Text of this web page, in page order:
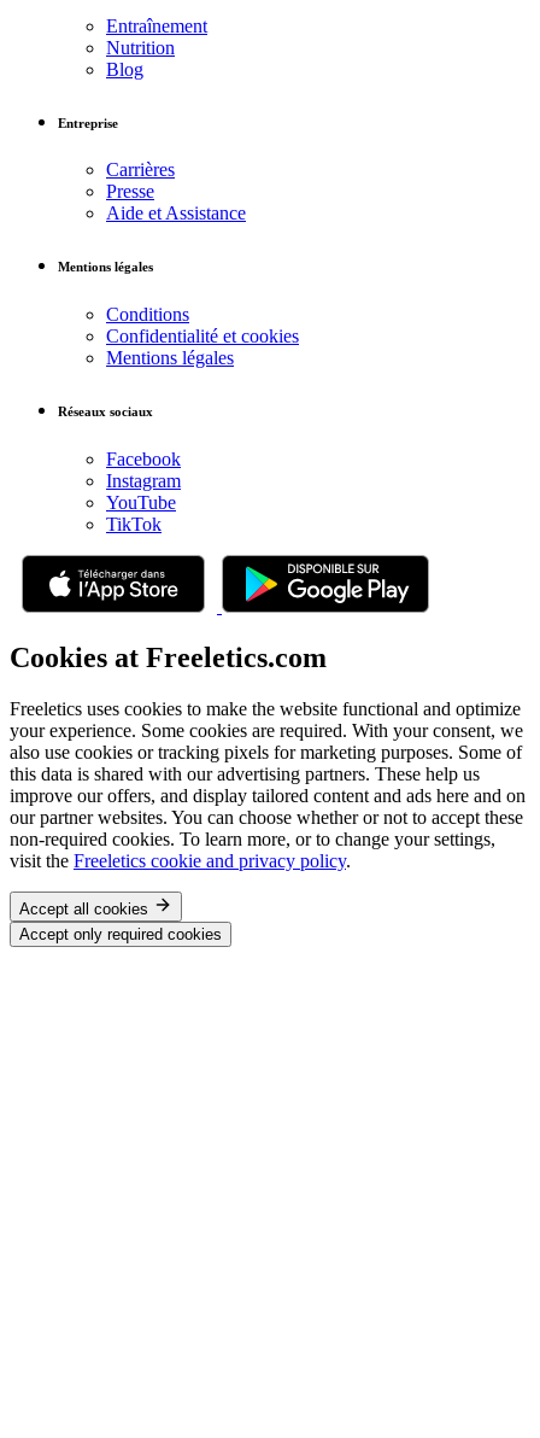
Entraînement
Nutrition
Blog
Entreprise
Carrières
Presse
Aide et Assistance
Mentions légales
Conditions
Confidentialité et cookies
Mentions légales
Réseaux sociaux
Facebook
Instagram
YouTube
TikTok
Cookies at Freeletics.com
Freeletics uses cookies to make the website functional and optimize
your experience. Some cookies are required. With your consent, we
also use cookies or tracking pixels for marketing purposes. Some of
this data is shared with our advertising partners. These help us
improve our offers, and display tailored content and ads here and on
our partner websites. You can choose whether or not to accept these
non-required cookies. To learn more, or to change your settings,
visit the Freeletics cookie and privacy policy.
Accept all cookies
Accept only required cookies